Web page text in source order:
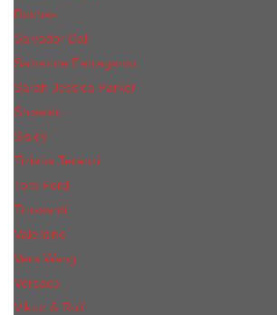
Rochas
Salvador Dali
Salvatore Ferragamo
Sarah Jessica Parker
Shiseido
Sisley
Tiziana Terenzi
Tom Ford
Trussardi
Valentino
Vera Wang
Versace
Viktor & Rolf